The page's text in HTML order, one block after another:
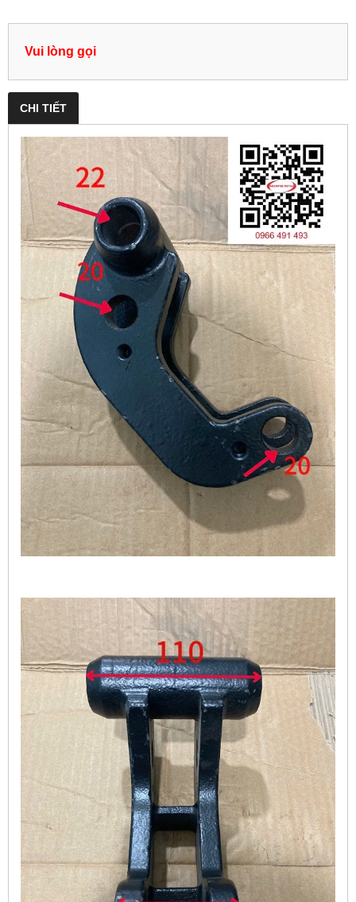
Vui lòng gọi
CHI TIẾT